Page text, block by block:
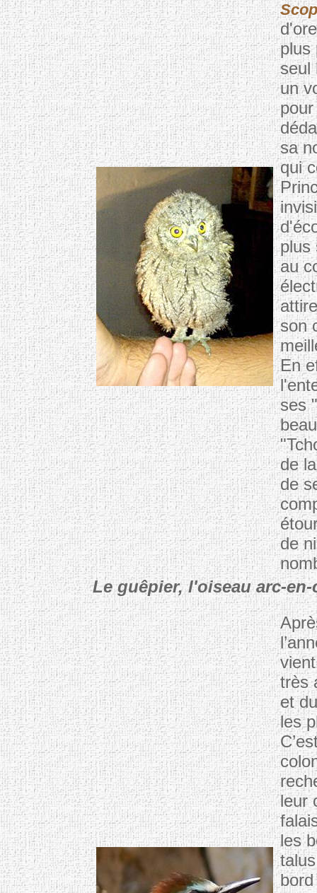
plus
seul
un
sa
qui
plus
au
son
En
ses
de
de
de
Le guêpier, l'oiseau arc-en-
très
et
les
leur
les